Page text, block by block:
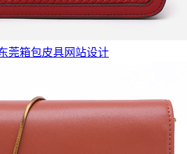
莞箱包皮具网站设计